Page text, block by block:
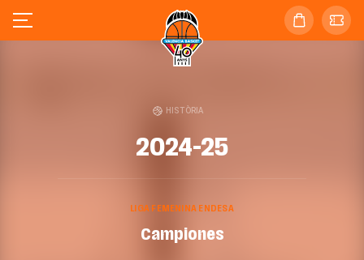
HISTÒRIA
2024-25
LIGA FEMENINA ENDESA
Campiones